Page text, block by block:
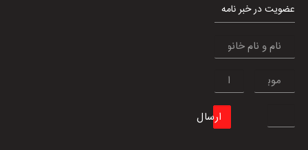
عضویت در خبر نامه
ارسال